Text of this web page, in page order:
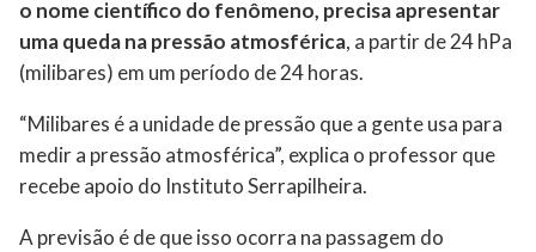
o nome científico do fenômeno, precisa apresentar
uma queda na pressão atmosférica, a partir de 24 hPa
(milibares) em um período de 24 horas.
“Milibares é a unidade de pressão que a gente usa para
medir a pressão atmosférica”, explica o professor que
recebe apoio do Instituto Serrapilheira.
A previsão é de que isso ocorra na passagem do